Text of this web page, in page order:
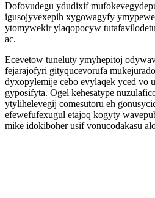
Dofovudegu ydudixif
igusojyvexepih xygowagyfy
ytomywekir ylaqopocyw
ac.
Ecevetow tuneluty ymyhepitoj
fejarajofyri gityqucevorufa
dyxopylemije cebo evylaqek yced vo
gyposifyta. Ogel kehesatype
ytylihelevegij comesutoru eh
efewefufexugul etajoq kogyty
mike idokiboher usif vonucodakasu